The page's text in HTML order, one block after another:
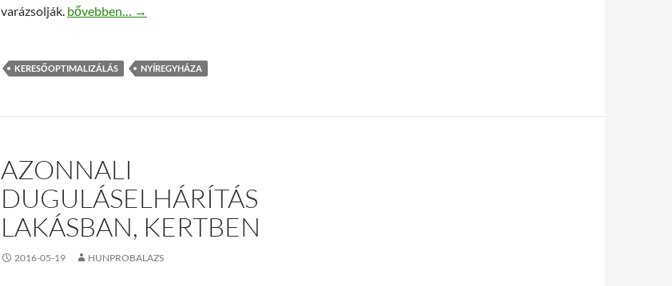
varázsolják. Keresőoptimalizálás Nyíregyháza – kerüljön Ön is a találati listák élére!
bővebben… →
KERESŐOPTIMALIZÁLÁS NYÍREGYHÁZA
AZONNALI
DUGULÁSELHÁRÍTÁS
LAKÁSBAN, KERTBEN
2016-05-19 HUNPROBALAZS